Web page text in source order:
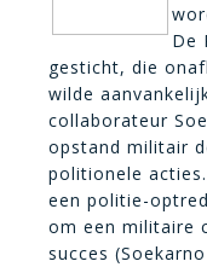
De
gesticht, die
wilde
collaborateur
opstand militair
politionele acties.
een politie-
om een militaire
succes